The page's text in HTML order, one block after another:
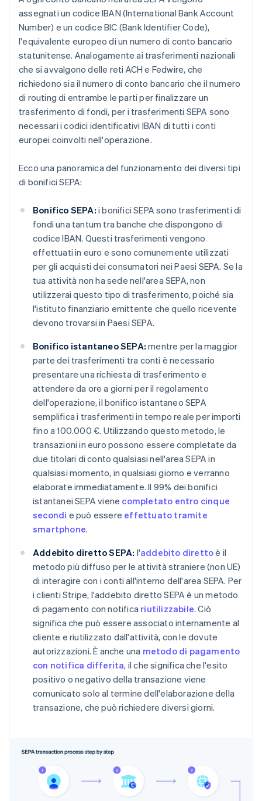
assegnati un codice IBAN (International Bank Account
Number) e un codice BIC (Bank Identifier Code),
l'equivalente europeo di un numero di conto bancario
statunitense. Analogamente ai trasferimenti nazionali
che si avvalgono delle reti ACH e Fedwire, che
richiedono sia il numero di conto bancario che il numero
di routing di entrambe le parti per finalizzare un
trasferimento di fondi, per i trasferimenti SEPA sono
necessari i codici identificativi IBAN di tutti i conti
europei coinvolti nell'operazione.
Ecco una panoramica del funzionamento dei diversi tipi
di bonifici SEPA:
Bonifico SEPA: i bonifici SEPA sono trasferimenti di
fondi una tantum tra banche che dispongono di
codice IBAN. Questi trasferimenti vengono
effettuati in euro e sono comunemente utilizzati
per gli acquisti dei consumatori nei Paesi SEPA. Se la
tua attività non ha sede nell'area SEPA, non
utilizzerai questo tipo di trasferimento, poiché sia
l'istituto finanziario emittente che quello ricevente
devono trovarsi in Paesi SEPA.
Bonifico istantaneo SEPA: mentre per la maggior
parte dei trasferimenti tra conti è necessario
presentare una richiesta di trasferimento e
attendere da ore a giorni per il regolamento
dell'operazione, il bonifico istantaneo SEPA
semplifica i trasferimenti in tempo reale per importi
fino a 100.000 €. Utilizzando questo metodo, le
transazioni in euro possono essere completate da
due titolari di conto qualsiasi nell'area SEPA in
qualsiasi momento, in qualsiasi giorno e verranno
elaborate immediatamente. Il 99% dei bonifici
istantanei SEPA viene completato entro cinque
secondi e può essere effettuato tramite
smartphone.
Addebito diretto SEPA: l'addebito direttoè il
metodo più diffuso per le attività straniere (non UE)
di interagire con i conti all'interno dell'area SEPA. Per
i clienti Stripe, l'addebito diretto SEPA è un metodo
di pagamento con notifica riutilizzabile. Ciò
significa che può essere associato internamente al
cliente e riutilizzato dall'attività, con le dovute
autorizzazioni. È anche una metodo di pagamento
con notifica differita, il che significa che l'esito
positivo o negativo della transazione viene
comunicato solo al termine dell'elaborazione della
transazione, che può richiedere diversi giorni.